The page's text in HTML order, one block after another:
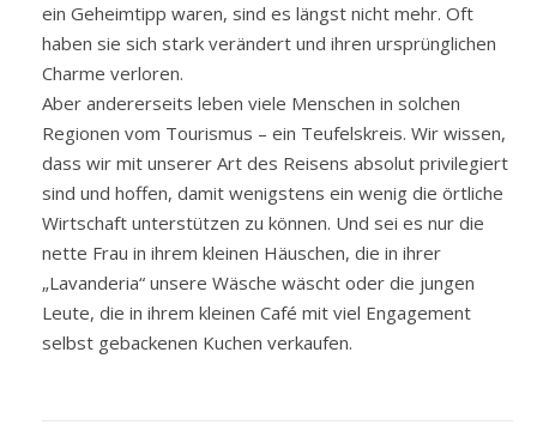
ein Geheimtipp waren, sind es längst nicht mehr. Oft
haben sie sich stark verändert und ihren ursprünglichen
Charme verloren.
Aber andererseits leben viele Menschen in solchen
Regionen vom Tourismus – ein Teufelskreis. Wir wissen,
dass wir mit unserer Art des Reisens absolut privilegiert
sind und hoffen, damit wenigstens ein wenig die örtliche
Wirtschaft unterstützen zu können. Und sei es nur die
nette Frau in ihrem kleinen Häuschen, die in ihrer
„Lavanderia“ unsere Wäsche wäscht oder die jungen
Leute, die in ihrem kleinen Café mit viel Engagement
selbst gebackenen Kuchen verkaufen.